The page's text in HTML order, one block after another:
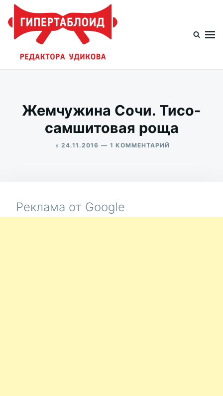
Перейти
содержимому
Искать:
Жемчужина Сочи. Тисо-
самшитовая роща
в 24.11.2016 1 КОММЕНТАРИЙ
Реклама от Google